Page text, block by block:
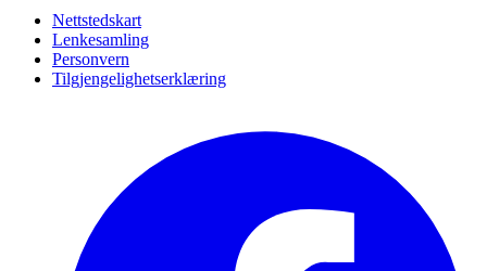
Nettstedskart
Lenkesamling
Personvern
Tilgjengelighetserklæring